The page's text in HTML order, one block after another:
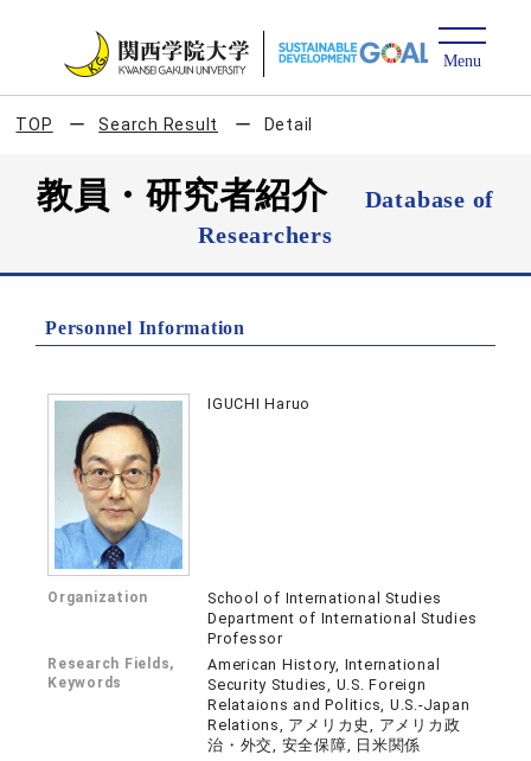
TOP Search Result Detail
教員・研究者紹介
Database of
Researchers
Personnel Information
IGUCHI Haruo
Organization
School of International Studies
Department of International Studies
Professor
Research Fields,
Keywords
American History, International
Security Studies, U.S. Foreign
Relataions and Politics, U.S.-Japan
Relations, アメリカ史, アメリカ政
治・外交, 安全保障, 日米関係